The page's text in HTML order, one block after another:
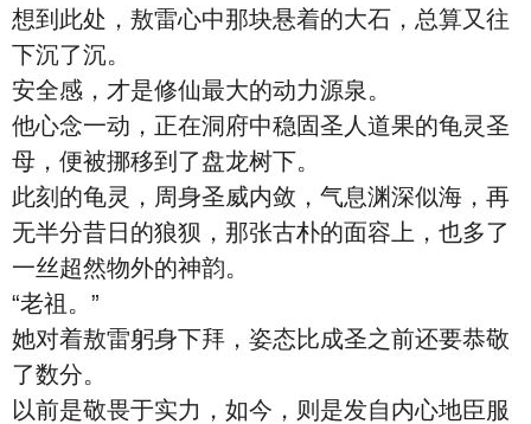
想到此处，敖雷心中那块悬着的大石，总算又往
下沉了沉。
安全感，才是修仙最大的动力源泉。
他心念一动，正在洞府中稳固圣人道果的龟灵圣
母，便被挪移到了盘龙树下。
此刻的龟灵，周身圣威内敛，气息渊深似海，再
无半分昔日的狼狈，那张古朴的面容上，也多了
一丝超然物外的神韵。
“老祖。”
她对着敖雷躬身下拜，姿态比成圣之前还要恭敬
了数分。
以前是敬畏于实力，如今，则是发自内心地臣服